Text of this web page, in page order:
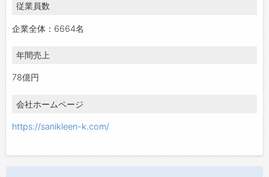
従業員数
企業全体：6664名
年間売上
78億円
会社ホームページ
https://sanikleen-k.com/